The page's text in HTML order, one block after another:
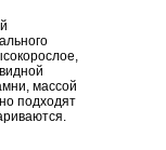
массой
подходят